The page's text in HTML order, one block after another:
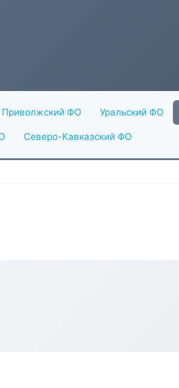
Приволжский ФО Уральский ФО
Северо-Кавказский ФО